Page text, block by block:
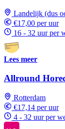
Landelijk (dus
€17,00 per uur
16 - 32 uur per
Lees meer
Allround
Rotterdam
€17,14 per uur
4 - 32 uur per